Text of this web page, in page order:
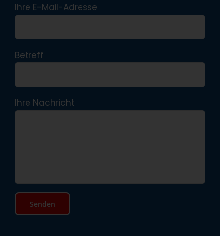
Ihre E-Mail-Adresse
Betreff
Ihre Nachricht